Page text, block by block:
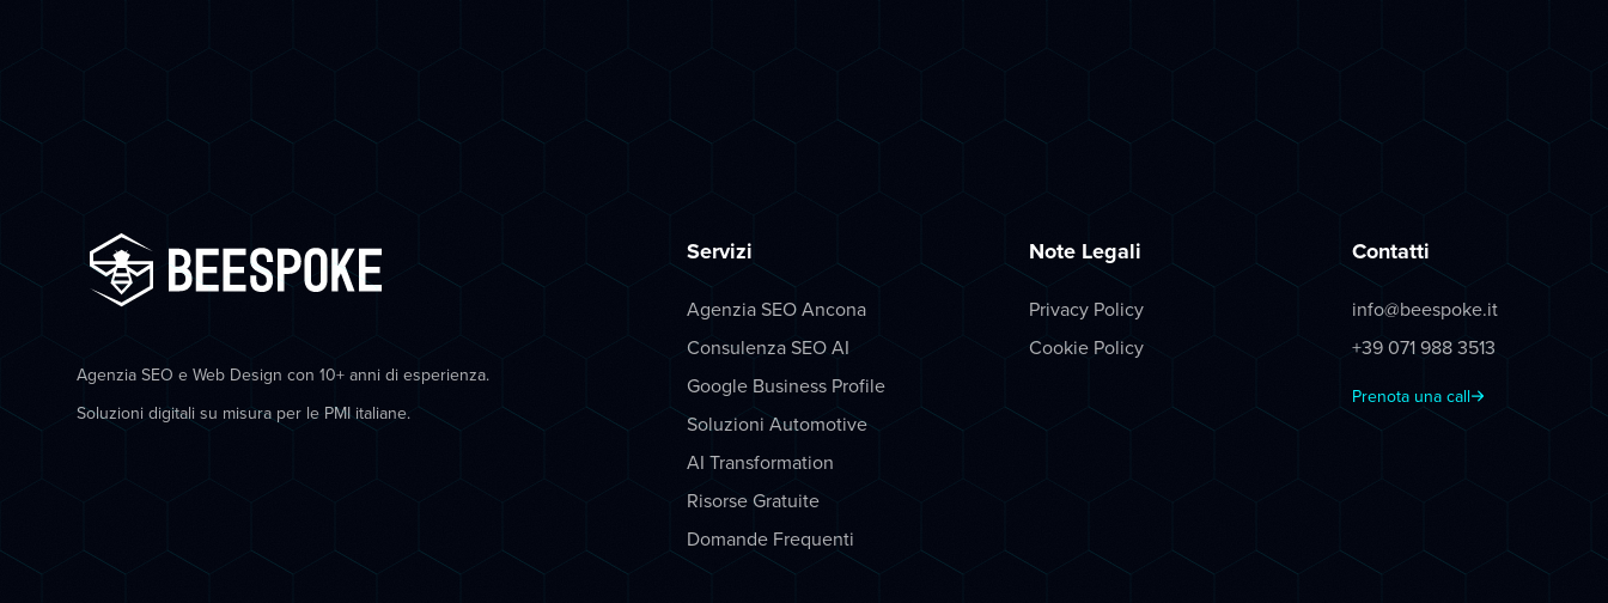
Agenzia SEO e Web Design con 10+ anni di esperienza.
Soluzioni digitali su misura per le PMI italiane.
Servizi
Agenzia SEO Ancona
Consulenza SEO AI
Google Business Profile
Soluzioni Automotive
AI Transformation
Risorse Gratuite
Domande Frequenti
Note Legali
Privacy Policy
Cookie Policy
Contatti
info@beespoke.it
+39 071 988 3513
Prenota una call